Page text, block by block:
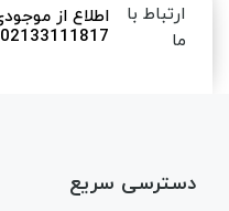
ارتباط با
ما
02133111817
دسترسی سریع